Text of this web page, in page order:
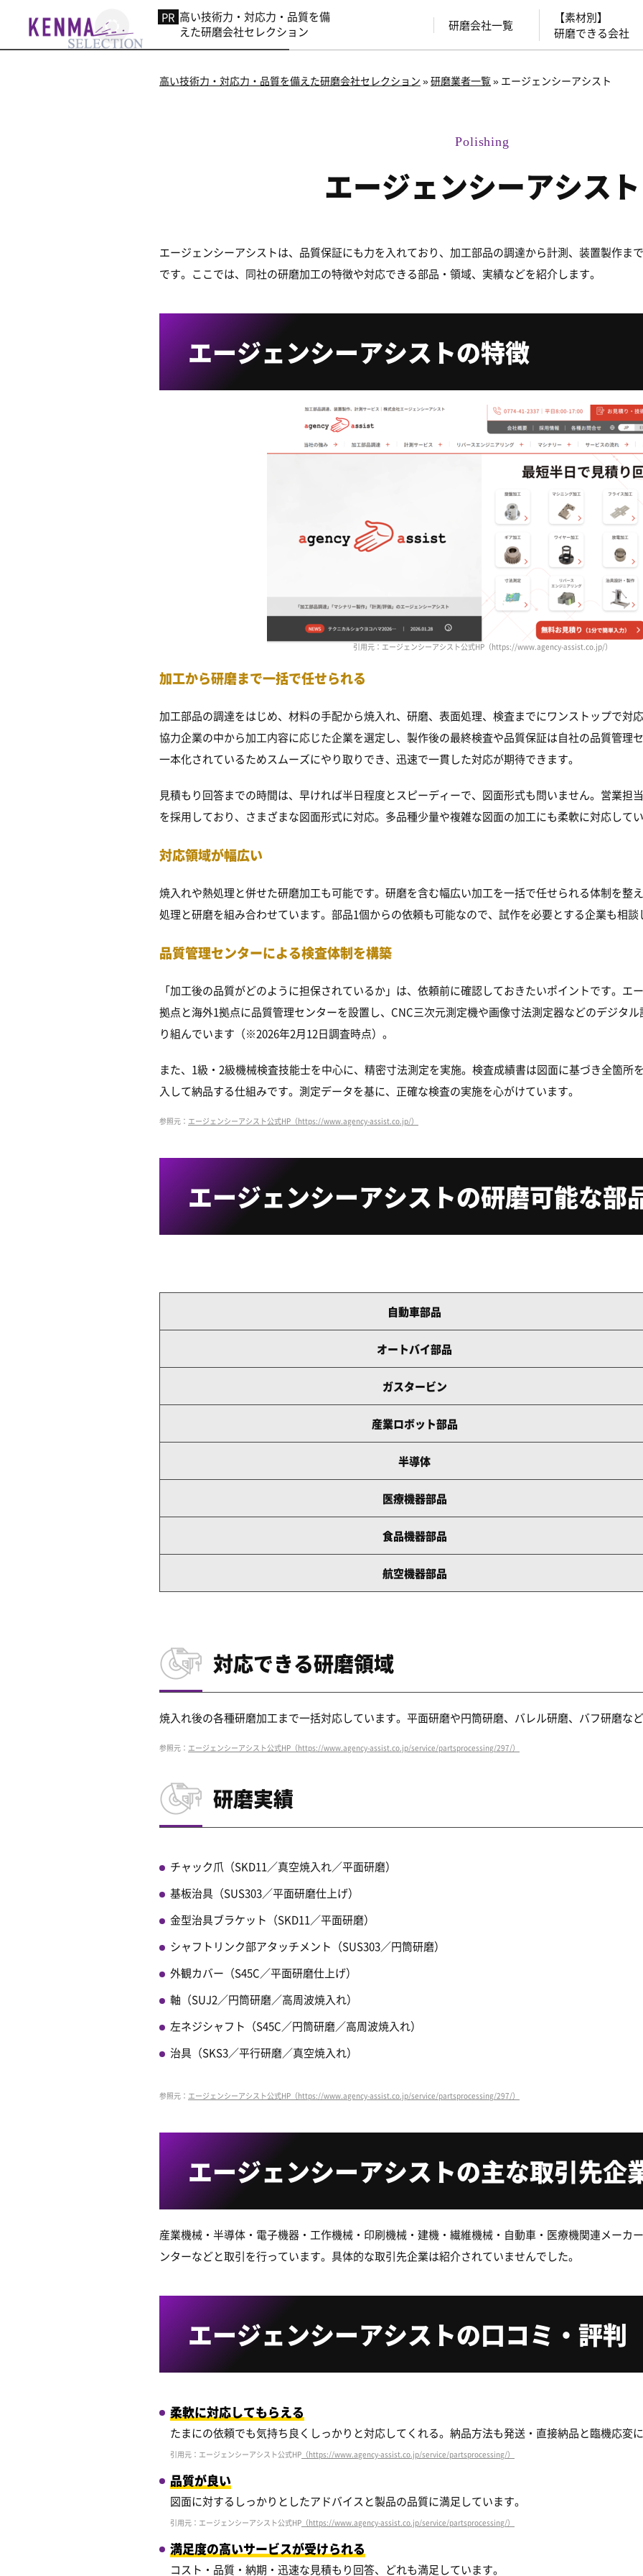
高い技術力・対応力・品質を備
えた研磨会社セレクション
研磨会社一覧
【素材別】
研磨できる会社
高い技術力・対応力・品質を備えた研磨会社セレクション »研磨業者一覧» エージェンシーアシスト
エージェンシーアシスト
エージェンシーアシストは、品質保証にも力を入れており、加工部品の調達から計測、装置製作ま
です。ここでは、同社の研磨加工の特徴や対応できる部品・領域、実績などを紹介します。
エージェンシーアシストの特徴
引用元：エージェンシーアシスト公式HP（https://www.agency-assist.co.jp/）
加工から研磨まで一括で任せられる
加工部品の調達をはじめ、材料の手配から焼入れ、研磨、表面処理、検査までにワンストップで対
協力企業の中から加工内容に応じた企業を選定し、製作後の最終検査や品質保証は自社の品質管理
一本化されているためスムーズにやり取りでき、迅速で一貫した対応が期待できます。
見積もり回答までの時間は、早ければ半日程度とスピーディーで、図面形式も問いません。営業担
を採用しており、さまざまな図面形式に対応。多品種少量や複雑な図面の加工にも柔軟に対応してい
対応領域が幅広い
焼入れや熱処理と併せた研磨加工も可能です。研磨を含む幅広い加工を一括で任せられる体制を整
処理と研磨を組み合わせています。部品1個からの依頼も可能なので、試作を必要とする企業も相談
品質管理センターによる検査体制を構築
「加工後の品質がどのように担保されているか」は、依頼前に確認しておきたいポイントです。エ
拠点と海外1拠点に品質管理センターを設置し、CNC三次元測定機や画像寸法測定器などのデジタ
り組んでいます（※2026年2月12日調査時点）。
また、1級・2級機械検査技能士を中心に、精密寸法測定を実施。検査成績書は図面に基づき全箇所
入して納品する仕組みです。測定データを基に、正確な検査の実施を心がけています。
参照元： エージェンシーアシスト公式HP（https://www.agency-assist.co.jp/）
エージェンシーアシストの研磨可能な部
自動車部品
オートバイ部品
ガスタービン
産業ロボット部品
半導体
医療機器部品
食品機器部品
航空機器部品
対応できる研磨領域
焼入れ後の各種研磨加工まで一括対応しています。平面研磨や円筒研磨、バレル研磨、バフ研磨など
参照元： エージェンシーアシスト公式HP（https://www.agency-assist.co.jp/service/partsprocessing/297/）
研磨実績
チャック爪（SKD11／真空焼入れ／平面研磨）
基板治具（SUS303／平面研磨仕上げ）
金型治具ブラケット（SKD11／平面研磨）
シャフトリンク部アタッチメント（SUS303／円筒研磨）
外観カバー（S45C／平面研磨仕上げ）
軸（SUJ2／円筒研磨／高周波焼入れ）
左ネジシャフト（S45C／円筒研磨／高周波焼入れ）
治具（SKS3／平行研磨／真空焼入れ）
参照元： エージェンシーアシスト公式HP（https://www.agency-assist.co.jp/service/partsprocessing/297/）
エージェンシーアシストの主な取引先企
産業機械・半導体・電子機器・工作機械・印刷機械・建機・繊維機械・自動車・医療機関連メーカ
ンターなどと取引を行っています。具体的な取引先企業は紹介されていませんでした。
エージェンシーアシストの口コミ・評判
柔軟に対応してもらえる
たまにの依頼でも気持ち良くしっかりと対応してくれる。納品方法も発送・直接納品と臨機応変
引用元：エージェンシーアシスト公式HP （https://www.agency-assist.co.jp/service/partsprocessing/）
品質が良い
図面に対するしっかりとしたアドバイスと製品の品質に満足しています。
引用元：エージェンシーアシスト公式HP （https://www.agency-assist.co.jp/service/partsprocessing/）
満足度の高いサービスが受けられる
コスト・品質・納期・迅速な見積もり回答、どれも満足しています。